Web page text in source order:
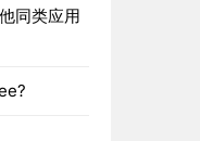
同类应用